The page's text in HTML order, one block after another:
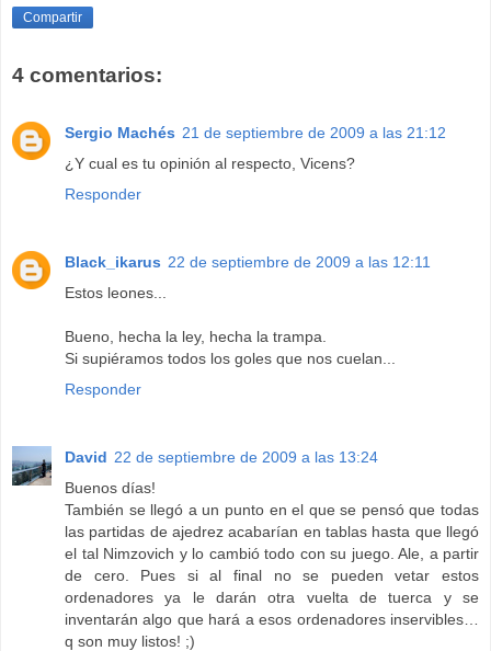
Compartir
4 comentarios:
Sergio Machés 21 de septiembre de 2009 a las 21:12
¿Y cual es tu opinión al respecto, Vicens?
Responder
Black_ikarus 22 de septiembre de 2009 a las 12:11
Estos leones...
Bueno, hecha la ley, hecha la trampa.
Si supiéramos todos los goles que nos cuelan...
Responder
David 22 de septiembre de 2009 a las 13:24
Buenos días!
También se llegó a un punto en el que se pensó que todas
las partidas de ajedrez acabarían en tablas hasta que llegó
el tal Nimzovich y lo cambió todo con su juego. Ale, a partir
de cero. Pues si al final no se pueden vetar estos
ordenadores ya le darán otra vuelta de tuerca y se
inventarán algo que hará a esos ordenadores inservibles…
q son muy listos! ;)